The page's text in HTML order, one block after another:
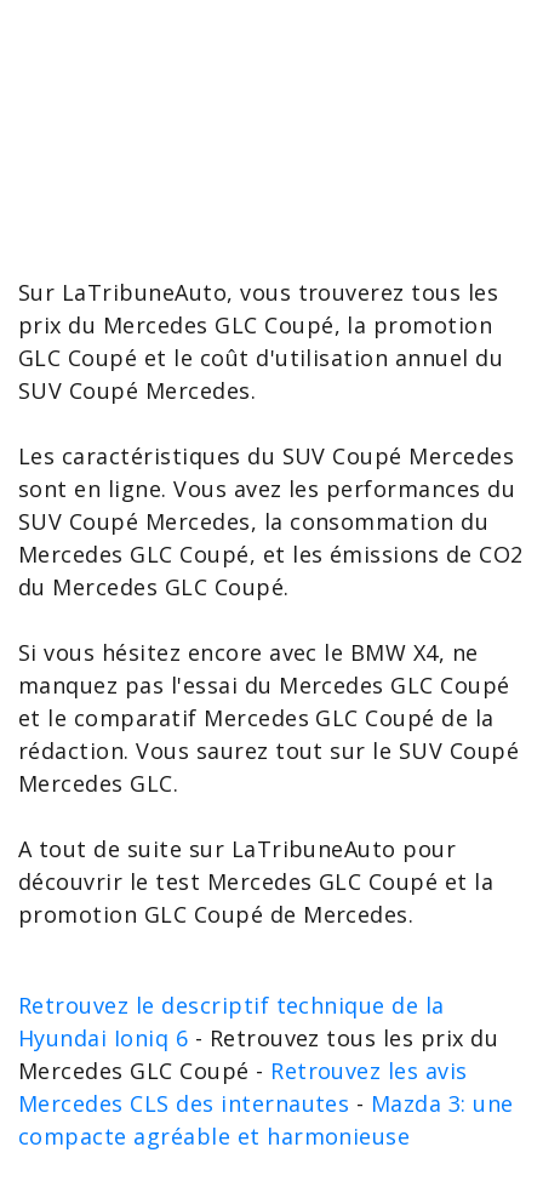
Sur LaTribuneAuto, vous trouverez tous les
prix du Mercedes GLC Coupé, la promotion
GLC Coupé et le coût d'utilisation annuel du
SUV Coupé Mercedes.
Les caractéristiques du SUV Coupé Mercedes
sont en ligne. Vous avez les performances du
SUV Coupé Mercedes, la consommation du
Mercedes GLC Coupé, et les émissions de CO2
du Mercedes GLC Coupé.
Si vous hésitez encore avec le BMW X4, ne
manquez pas l'essai du Mercedes GLC Coupé
et le comparatif Mercedes GLC Coupé de la
rédaction. Vous saurez tout sur le SUV Coupé
Mercedes GLC.
A tout de suite sur LaTribuneAuto pour
découvrir le test Mercedes GLC Coupé et la
promotion GLC Coupé de Mercedes.
Retrouvez le descriptif technique de la
Hyundai Ioniq 6 - Retrouvez tous les prix du
Mercedes GLC Coupé - Retrouvez les avis
Mercedes CLS des internautes - Mazda 3: une
compacte agréable et harmonieuse